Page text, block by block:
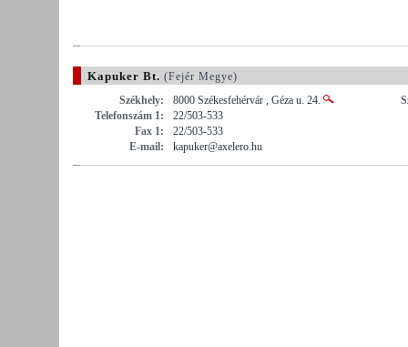
Kapuker Bt. (Fejér Megye)
Székhely:
8000 Székesfehérvár , Géza u. 24.
Telefonszám 1:
22/503-533
Fax 1:
22/503-533
E-mail:
kapuker@axelero.hu